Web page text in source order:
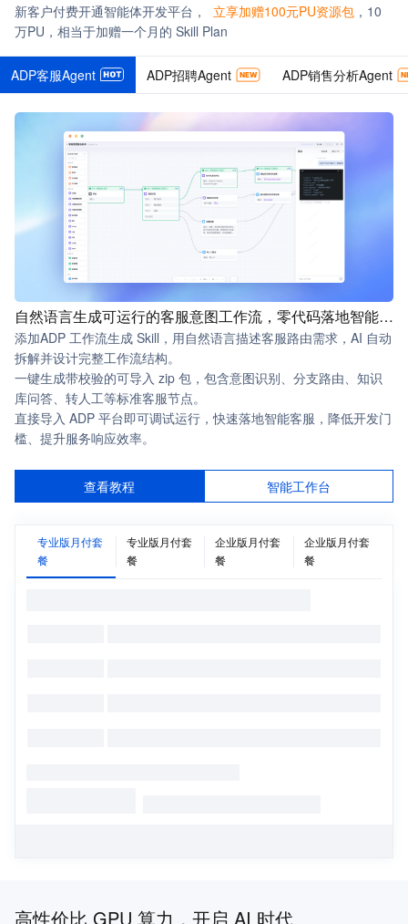
新客户付费开通智能体开发平台， 立享加赠100元PU资源包 ，10
万PU，相当于加赠一个月的 Skill Plan
ADP客服Agent ADP招聘Agent ADP销售分析Agent
自然语言生成可运行的客服意图工作流，零代码落地智能客服
添加ADP 工作流生成 Skill，用自然语言描述客服路由需求，AI 自动
拆解并设计完整工作流结构。
一键生成带校验的可导入 zip 包，包含意图识别、分支路由、知识
库问答、转人工等标准客服节点。
直接导入 ADP 平台即可调试运行，快速落地智能客服，降低开发门
槛、提升服务响应效率。
查看教程 智能工作台
专业版月付套
餐
专业版月付套
餐
企业版月付套
餐
企业版月付套
餐
高性价比 GPU 算力，开启 AI 时代